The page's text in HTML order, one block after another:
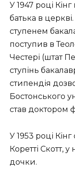
У 1947 році
батька в
ступенем
поступив в
Честері (штат
ступінь
стипендія
Бостонського
став доктором
У 1953 році
Коретті Скотт,
дочки.